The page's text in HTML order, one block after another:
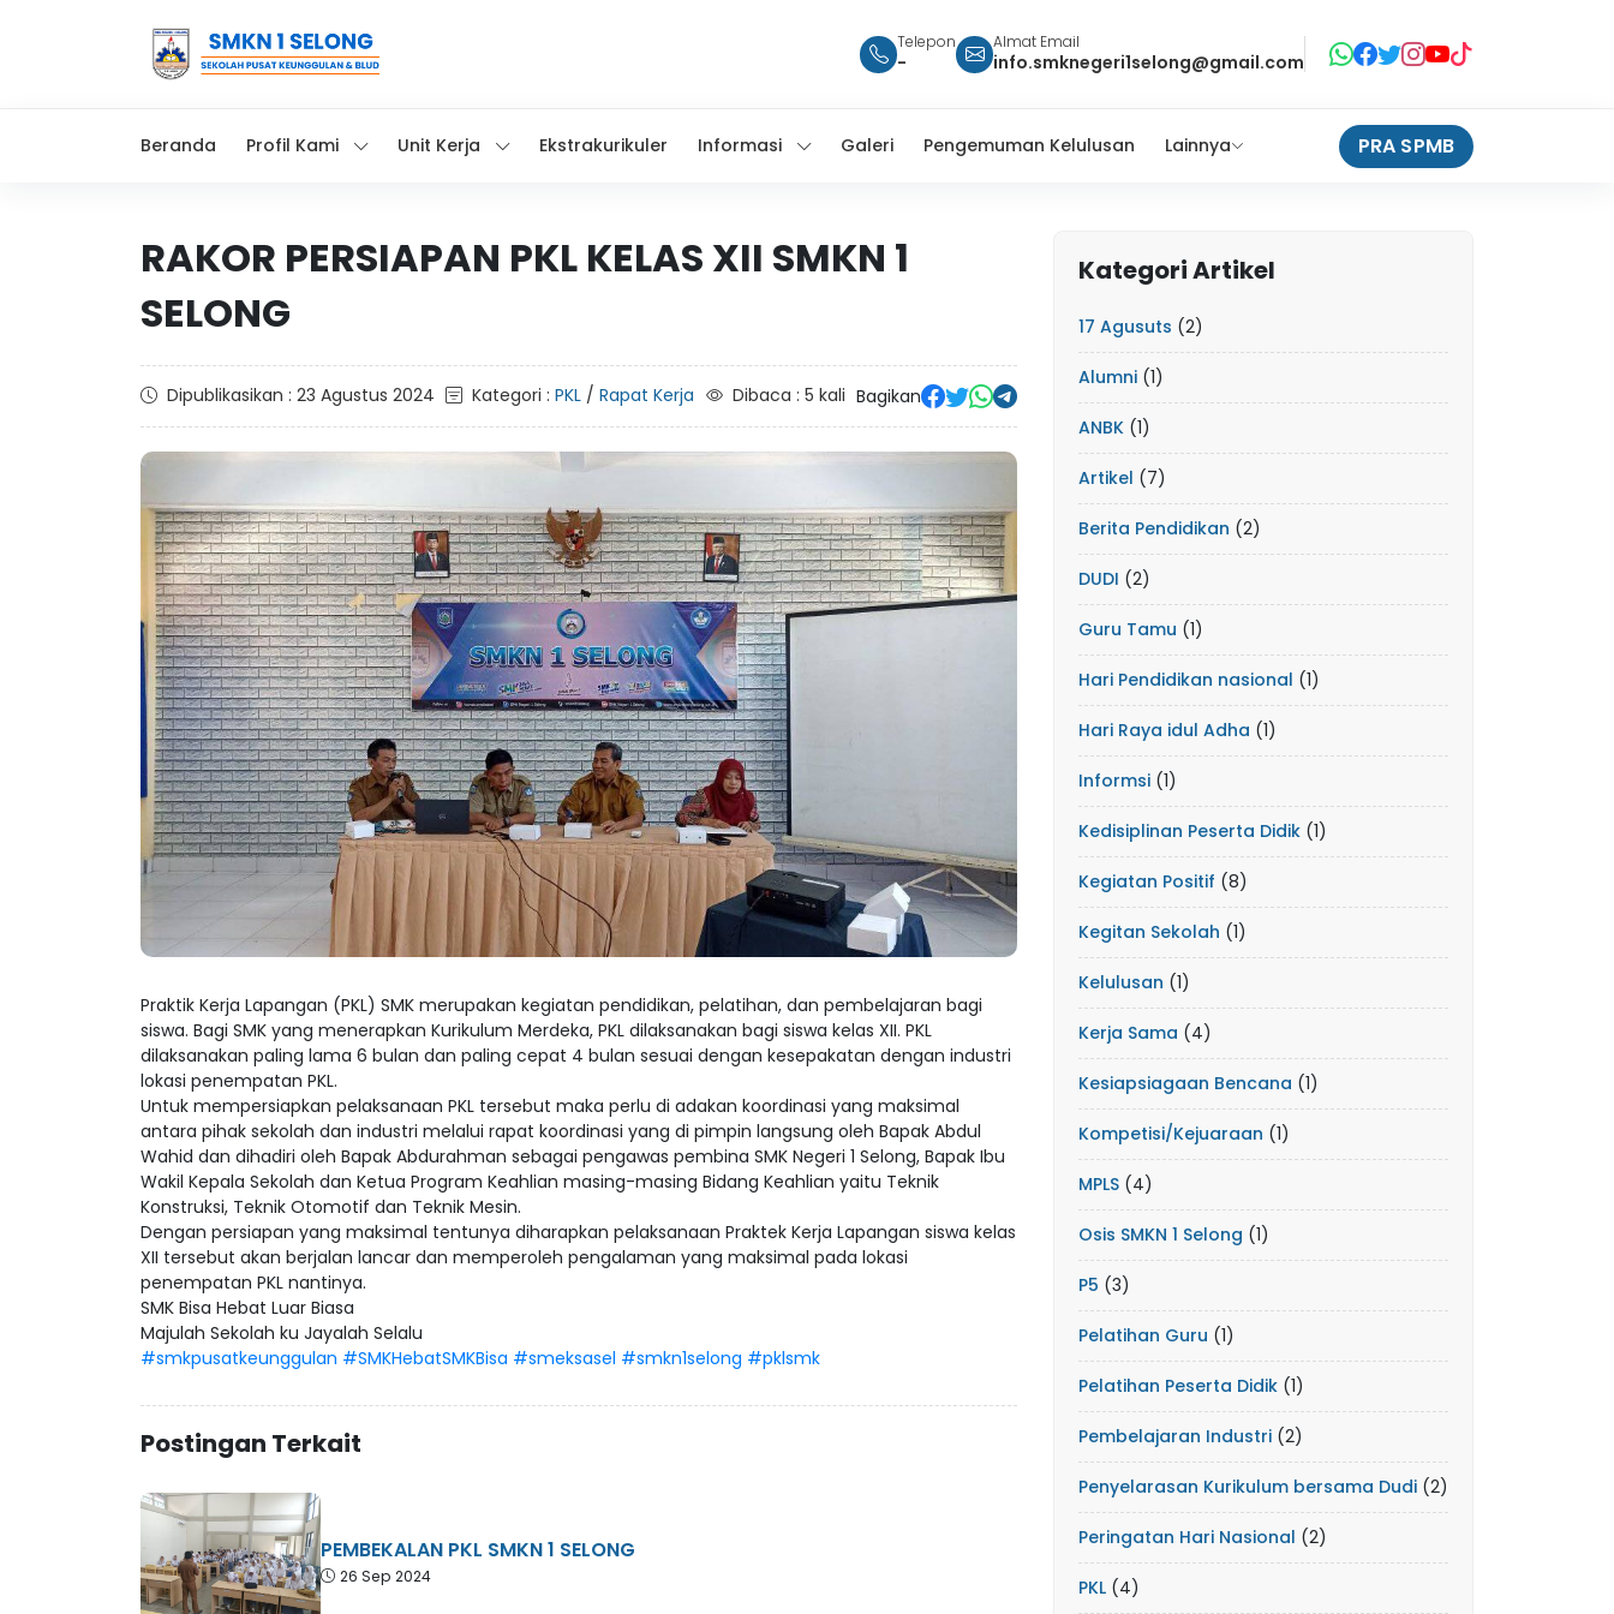
Telepon
-
Almat Email
info.smknegeri1selong@gmail.com
Beranda Profil Kami Unit Kerja Ekstrakurikuler Informasi Galeri Pengemuman Kelulusan Lainnya PRA SPMB
RAKOR PERSIAPAN PKL KELAS XII SMKN 1
SELONG
Dipublikasikan : 23 Agustus 2024 Kategori :PKL /Rapat Kerja Dibaca : 5 kali Bagikan
Praktik Kerja Lapangan (PKL) SMK merupakan kegiatan pendidikan, pelatihan, dan pembelajaran bagi
siswa. Bagi SMK yang menerapkan Kurikulum Merdeka, PKL dilaksanakan bagi siswa kelas XII. PKL
dilaksanakan paling lama 6 bulan dan paling cepat 4 bulan sesuai dengan kesepakatan dengan industri
lokasi penempatan PKL.
Untuk mempersiapkan pelaksanaan PKL tersebut maka perlu di adakan koordinasi yang maksimal
antara pihak sekolah dan industri melalui rapat koordinasi yang di pimpin langsung oleh Bapak Abdul
Wahid dan dihadiri oleh Bapak Abdurahman sebagai pengawas pembina SMK Negeri 1 Selong, Bapak Ibu
Wakil Kepala Sekolah dan Ketua Program Keahlian masing-masing Bidang Keahlian yaitu Teknik
Konstruksi, Teknik Otomotif dan Teknik Mesin.
Dengan persiapan yang maksimal tentunya diharapkan pelaksanaan Praktek Kerja Lapangan siswa kelas
XII tersebut akan berjalan lancar dan memperoleh pengalaman yang maksimal pada lokasi
penempatan PKL nantinya.
SMK Bisa Hebat Luar Biasa
Majulah Sekolah ku Jayalah Selalu
#smkpusatkeunggulan #SMKHebatSMKBisa #smeksasel #smkn1selong #pklsmk
Postingan Terkait
PEMBEKALAN PKL SMKN 1 SELONG
26 Sep 2024
Kategori Artikel
17 Agusuts (2)
Alumni (1)
ANBK (1)
Artikel (7)
Berita Pendidikan (2)
DUDI (2)
Guru Tamu (1)
Hari Pendidikan nasional (1)
Hari Raya idul Adha (1)
Informsi (1)
Kedisiplinan Peserta Didik (1)
Kegiatan Positif (8)
Kegitan Sekolah (1)
Kelulusan (1)
Kerja Sama (4)
Kesiapsiagaan Bencana (1)
Kompetisi/Kejuaraan (1)
MPLS (4)
Osis SMKN 1 Selong (1)
P5 (3)
Pelatihan Guru (1)
Pelatihan Peserta Didik (1)
Pembelajaran Industri (2)
Penyelarasan Kurikulum bersama Dudi (2)
Peringatan Hari Nasional (2)
PKL (4)